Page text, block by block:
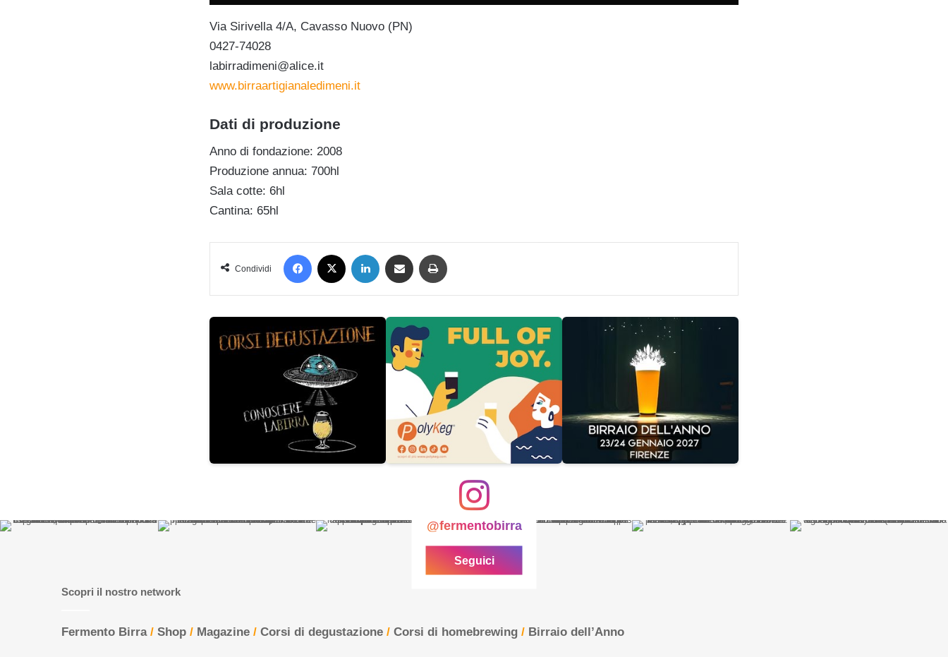
Via Sirivella 4/A, Cavasso Nuovo (PN)
0427-74028
labirradimeni@alice.it
www.birraartigianaledimeni.it
Dati di produzione
Anno di fondazione: 2008
Produzione annua: 700hl
Sala cotte: 6hl
Cantina: 65hl
Condividi
Facebook LinkedIn Condividi via mail
@fermentobirra
Seguici
Scopri il nostro network
Fermento Birra/ Shop / Magazine / Corsi di degustazione / Corsi di homebrewing / Birraio dell’Anno